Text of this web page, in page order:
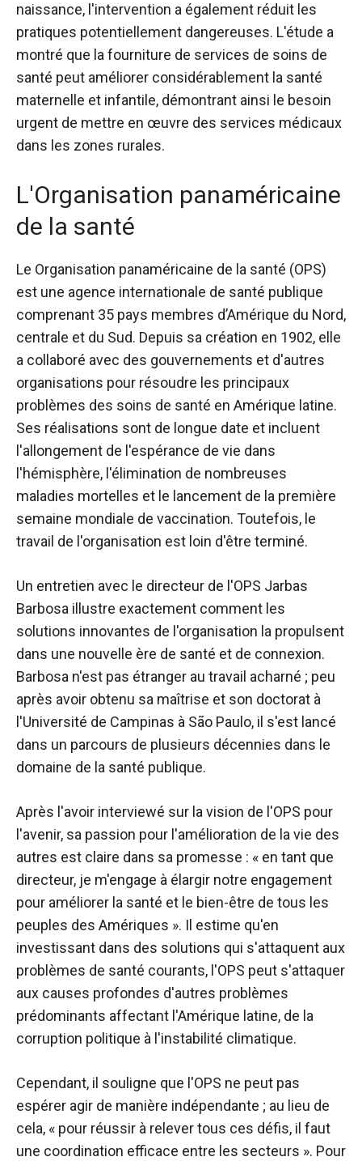
naissance, l'intervention a également réduit les
pratiques potentiellement dangereuses. L'étude a
montré que la fourniture de services de soins de
santé peut améliorer considérablement la santé
maternelle et infantile, démontrant ainsi le besoin
urgent de mettre en œuvre des services médicaux
dans les zones rurales.
L'Organisation panaméricaine
de la santé
Le Organisation panaméricaine de la santé (OPS)
est une agence internationale de santé publique
comprenant 35 pays membres d’Amérique du Nord,
centrale et du Sud. Depuis sa création en 1902, elle
a collaboré avec des gouvernements et d'autres
organisations pour résoudre les principaux
problèmes des soins de santé en Amérique latine.
Ses réalisations sont de longue date et incluent
l'allongement de l'espérance de vie dans
l'hémisphère, l'élimination de nombreuses
maladies mortelles et le lancement de la première
semaine mondiale de vaccination. Toutefois, le
travail de l'organisation est loin d'être terminé.
Un entretien avec le directeur de l'OPS Jarbas
Barbosa illustre exactement comment les
solutions innovantes de l'organisation la propulsent
dans une nouvelle ère de santé et de connexion.
Barbosa n'est pas étranger au travail acharné ; peu
après avoir obtenu sa maîtrise et son doctorat à
l'Université de Campinas à São Paulo, il s'est lancé
dans un parcours de plusieurs décennies dans le
domaine de la santé publique.
Après l'avoir interviewé sur la vision de l'OPS pour
l'avenir, sa passion pour l'amélioration de la vie des
autres est claire dans sa promesse : « en tant que
directeur, je m'engage à élargir notre engagement
pour améliorer la santé et le bien-être de tous les
peuples des Amériques ». Il estime qu'en
investissant dans des solutions qui s'attaquent aux
problèmes de santé courants, l'OPS peut s'attaquer
aux causes profondes d'autres problèmes
prédominants affectant l'Amérique latine, de la
corruption politique à l'instabilité climatique.
Cependant, il souligne que l'OPS ne peut pas
espérer agir de manière indépendante ; au lieu de
cela, « pour réussir à relever tous ces défis, il faut
une coordination efficace entre les secteurs ». Pour